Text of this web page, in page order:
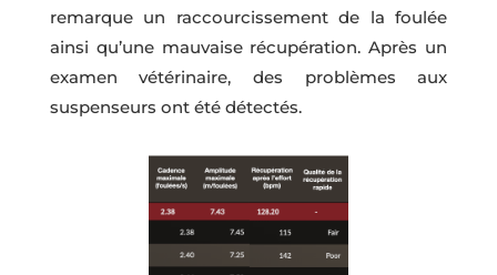
remarque un raccourcissement de la foulée
ainsi qu’une mauvaise récupération. Après un
examen vétérinaire, des problèmes aux
suspenseurs ont été détectés.